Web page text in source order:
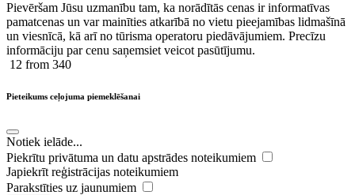
Pievēršam Jūsu uzmanību tam, ka norādītās cenas ir ​informatīvas ​
pamatcenas un var mainīties atkarībā ​no ​vietu pieejamības lidmašīnā
un viesnīcā, kā arī no tūrisma operatoru piedāvājumiem. Precīzu
informāciju par cenu saņemsiet veicot pasūtījumu.
12 from 340
Pieteikums ceļojuma piemeklēšanai
Notiek ielāde...
Piekrītu privātuma un datu apstrādes noteikumiem
Japiekrīt reģistrācijas noteikumiem
Parakstīties uz jaunumiem